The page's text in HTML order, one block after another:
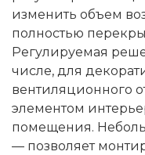
изменить объем
полностью
Регулируемая
числе, для
вентиляционного
элементом
помещения.
— позволяет